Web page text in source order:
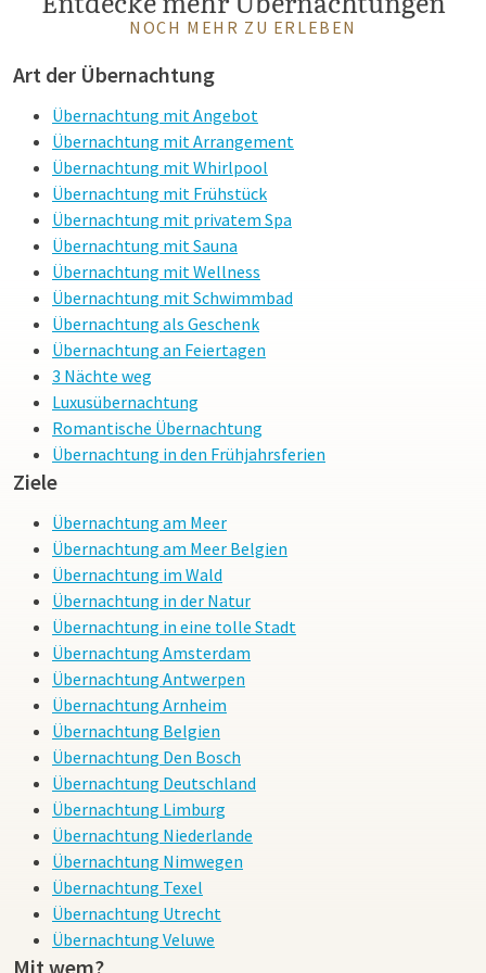
kinderfreundliche Einrichtungen machen Ihren Aufenthalt zu
NOCH MEHR ZU ERLEBEN
Art der Übernachtung
Übernachtung mit Angebot
Übernachtung mit Arrangement
Übernachtung mit Whirlpool
Übernachtung mit Frühstück
Übernachtung mit privatem Spa
Übernachtung mit Sauna
Übernachtung mit Wellness
Übernachtung mit Schwimmbad
Übernachtung als Geschenk
Übernachtung an Feiertagen
3 Nächte weg
Luxusübernachtung
Romantische Übernachtung
Übernachtung in den Frühjahrsferien
Ziele
Übernachtung am Meer
Übernachtung am Meer Belgien
Übernachtung im Wald
Übernachtung in der Natur
Übernachtung in eine tolle Stadt
Übernachtung Amsterdam
Übernachtung Antwerpen
Übernachtung Arnheim
Übernachtung Belgien
Übernachtung Den Bosch
Übernachtung Deutschland
Übernachtung Limburg
Übernachtung Niederlande
Übernachtung Nimwegen
Übernachtung Texel
Übernachtung Utrecht
Übernachtung Veluwe
Mit wem?